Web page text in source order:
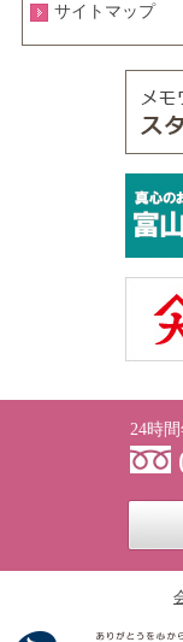
サイトマップ
24時